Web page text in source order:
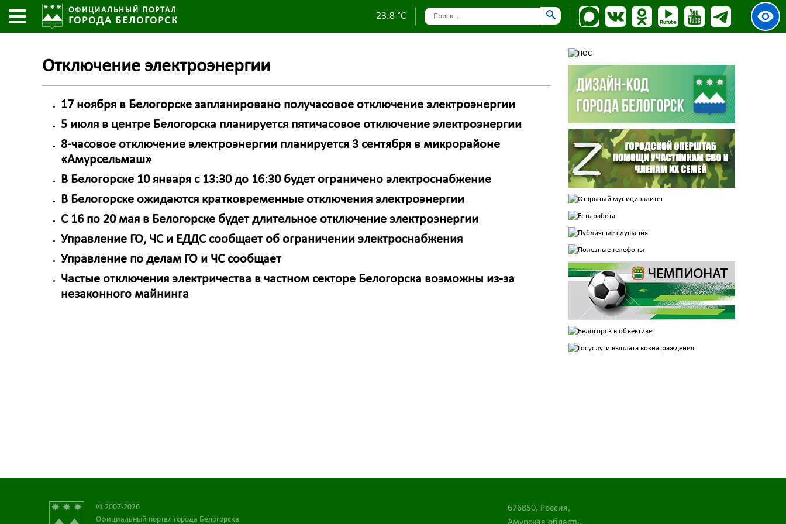
ОФИЦИАЛЬНЫЙ ПОРТАЛ
ГОРОДА БЕЛОГОРСК 23.8 °C
Отключение электроэнергии
17 ноября в Белогорске запланировано получасовое отключение электроэнергии
5 июля в центре Белогорска планируется пятичасовое отключение электроэнергии
8-часовое отключение электроэнергии планируется 3 сентября в микрорайоне
«Амурсельмаш»
В Белогорске 10 января с 13:30 до 16:30 будет ограничено электроснабжение
В Белогорске ожидаются кратковременные отключения электроэнергии
С 16 по 20 мая в Белогорске будет длительное отключение электроэнергии
Управление ГО, ЧС и ЕДДС сообщает об ограничении электроснабжения
Управление по делам ГО и ЧС сообщает
Частые отключения электричества в частном секторе Белогорска возможны из-за
незаконного майнинга
© 2007-2026
Официальный портал города Белогорска
676850, Россия,